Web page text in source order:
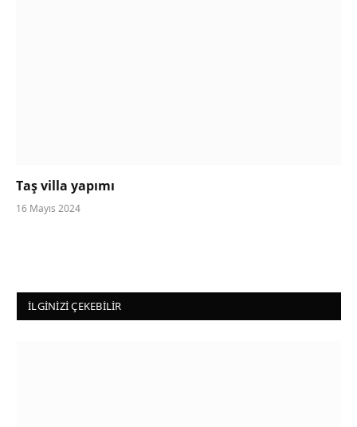
Taş villa yapımı
16 Mayıs 2024
İLGINIZI ÇEKEBILIR